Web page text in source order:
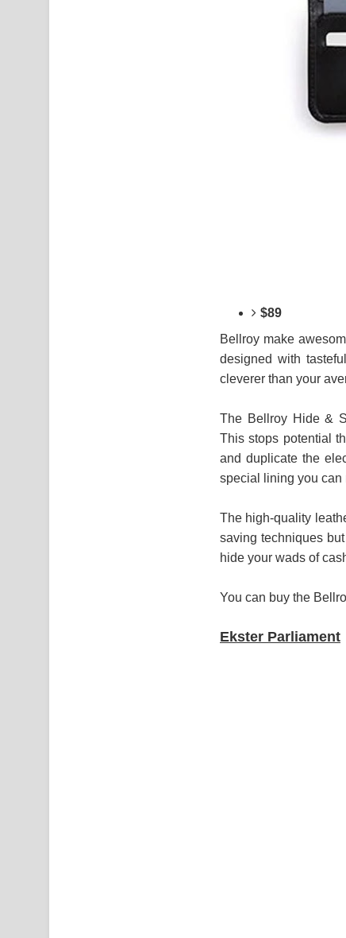
$89
Bellroy make
designed with
cleverer than your
The Bellroy Hide &
This stops potential
and duplicate the
special lining you can
The high-quality
saving techniques
hide your wads of
You can buy the
Ekster Parliament